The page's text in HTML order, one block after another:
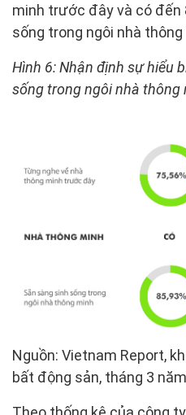
minh trước đây và có đến
sống trong ngôi nhà thông
Hình 6: Nhận định sự hiểu
sống trong ngôi nhà thông
Nguồn: Vietnam Report,
bất động sản, tháng 3